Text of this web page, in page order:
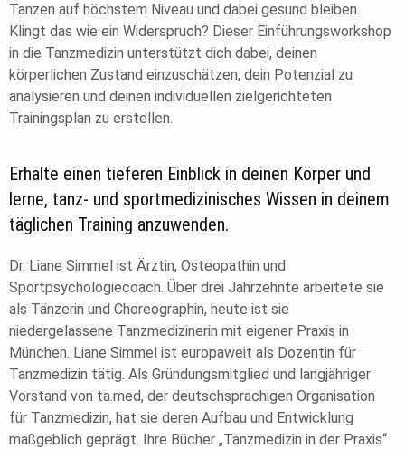
Tanzen auf höchstem Niveau und dabei gesund bleiben.
Klingt das wie ein Widerspruch? Dieser Einführungsworkshop
in die Tanzmedizin unterstützt dich dabei, deinen
körperlichen Zustand einzuschätzen, dein Potenzial zu
analysieren und deinen individuellen zielgerichteten
Trainingsplan zu erstellen.
Erhalte einen tieferen Einblick in deinen Körper und
lerne, tanz- und sportmedizinisches Wissen in deinem
täglichen Training anzuwenden.
Dr. Liane Simmel ist Ärztin, Osteopathin und
Sportpsychologiecoach. Über drei Jahrzehnte arbeitete sie
als Tänzerin und Choreographin, heute ist sie
niedergelassene Tanzmedizinerin mit eigener Praxis in
München. Liane Simmel ist europaweit als Dozentin für
Tanzmedizin tätig. Als Gründungsmitglied und langjähriger
Vorstand von ta.med, der deutschsprachigen Organisation
für Tanzmedizin, hat sie deren Aufbau und Entwicklung
maßgeblich geprägt. Ihre Bücher „Tanzmedizin in der Praxis“